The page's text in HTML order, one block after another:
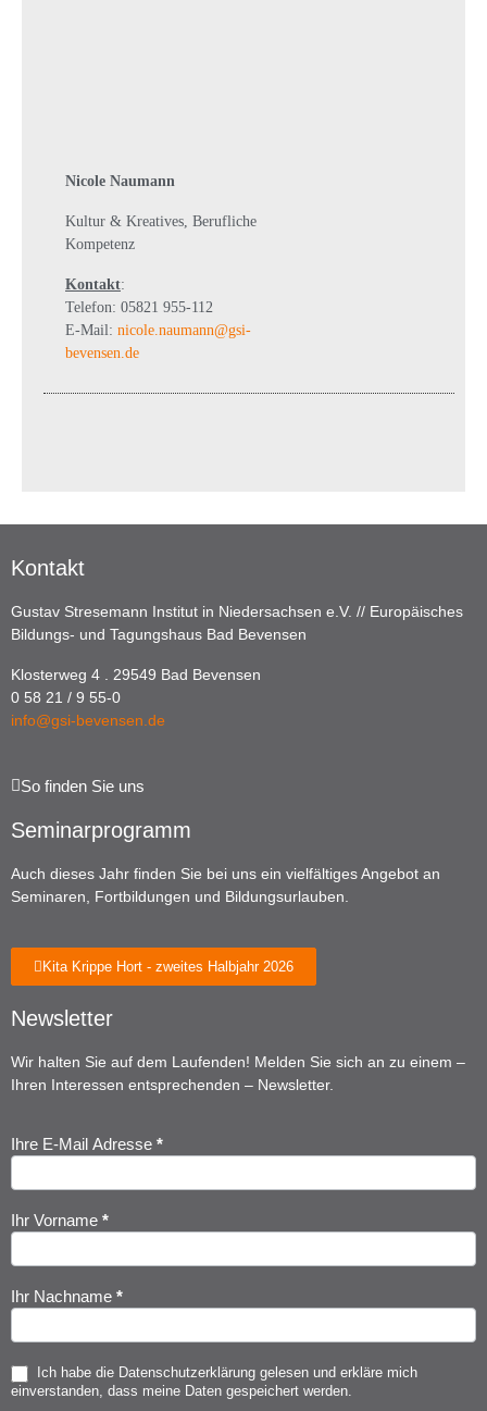
Nicole Naumann
Kultur & Kreatives, Berufliche
Kompetenz
Kontakt:
Telefon: 05821 955-112
E-Mail: nicole.naumann@gsi-
bevensen.de
Kontakt
Gustav Stresemann Institut in Niedersachsen e.V. // Europäisches
Bildungs- und Tagungshaus Bad Bevensen
Klosterweg 4 . 29549 Bad Bevensen
0 58 21 / 9 55-0
info@gsi-bevensen.de
So finden Sie uns
Seminarprogramm
Auch dieses Jahr finden Sie bei uns ein vielfältiges Angebot an
Seminaren, Fortbildungen und Bildungsurlauben.
Kita Krippe Hort - zweites Halbjahr 2026
Newsletter
Wir halten Sie auf dem Laufenden! Melden Sie sich an zu einem –
Ihren Interessen entsprechenden – Newsletter.
Newsletter
Anmeldung
Ihre E-Mail Adresse *
Ihr Vorname *
Ihr Nachname *
Ich habe die Datenschutzerklärung gelesen und erkläre mich
einverstanden, dass meine Daten gespeichert werden.